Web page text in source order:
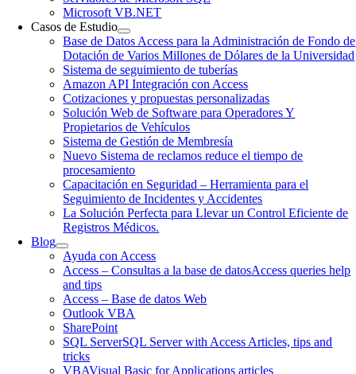
Microsoft VB.NET
Casos de Estudio
Base de Datos Access para la Administración de Fondo de
Dotación de Varios Millones de Dólares de la Universidad
Sistema de seguimiento de tuberías
Amazon API Integración con Access
Cotizaciones y propuestas personalizadas
Solución Web de Software para Operadores Y
Propietarios de Vehículos
Sistema de Gestión de Membresía
Nuevo Sistema de reclamos reduce el tiempo de
procesamiento
Capacitación en Seguridad – Herramienta para el
Seguimiento de Incidentes y Accidentes
La Solución Perfecta para Llevar un Control Eficiente de
Registros Médicos.
Blog
Ayuda con Access
Access – Consultas a la base de datosAccess queries help
and tips
Access – Base de datos Web
Outlook VBA
SharePoint
SQL ServerSQL Server with Access Articles, tips and
tricks
VBAVisual Basic for Applications articles